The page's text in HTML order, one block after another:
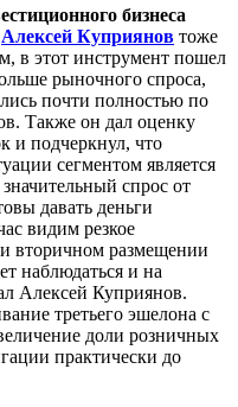
бизнеса
Алексей Куприянов тоже
в этот инструмент пошел
рыночного спроса,
почти полностью по
Также он дал оценку
и подчеркнул, что
сегментом является
спрос от
давать деньги
видим резкое
вторичном размещении
наблюдаться и на
Алексей Куприянов.
третьего эшелона с
доли розничных
практически до